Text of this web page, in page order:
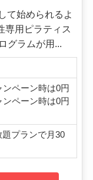
て始められるよ
専用ピラティス
グラムが用...
ペーン時は0円
ペーン時は0円
プランで月30